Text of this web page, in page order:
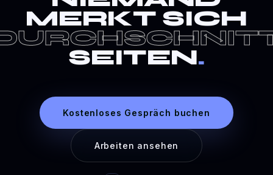
MERKT SICH
SEITEN.
Kostenloses Gespräch buchen
Arbeiten ansehen